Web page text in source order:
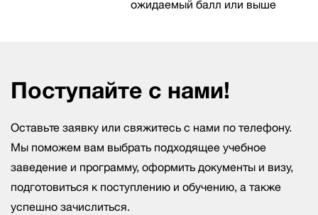
ожидаемый балл или выше
Поступайте с нами!
Оставьте заявку или свяжитесь с нами по телефону.
Мы поможем вам выбрать подходящее учебное
заведение и программу, оформить документы и визу,
подготовиться к поступлению и обучению, а также
успешно зачислиться.